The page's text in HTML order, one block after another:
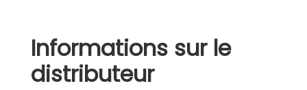
Informations sur le
distributeur